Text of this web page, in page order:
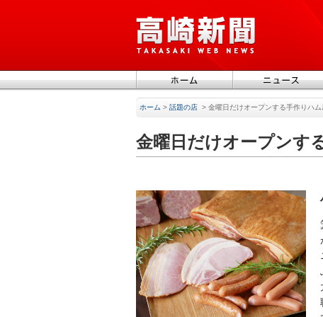
ホーム > 話題の店 > 金曜日だけオープンする手作りハム
金曜日だけオープンす